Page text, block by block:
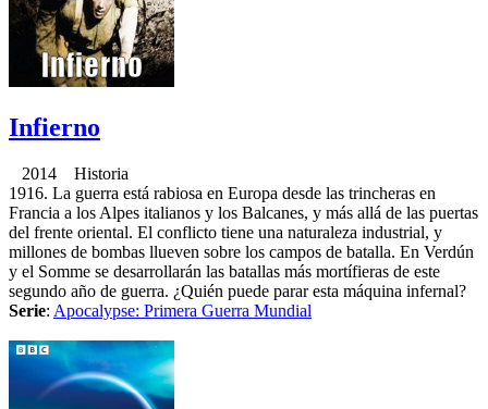
Infierno
2014 Historia
1916. La guerra está rabiosa en Europa desde las trincheras en
Francia a los Alpes italianos y los Balcanes, y más allá de las puertas
del frente oriental. El conflicto tiene una naturaleza industrial, y
millones de bombas llueven sobre los campos de batalla. En Verdún
y el Somme se desarrollarán las batallas más mortífieras de este
segundo año de guerra. ¿Quién puede parar esta máquina infernal?
Serie: Apocalypse: Primera Guerra Mundial